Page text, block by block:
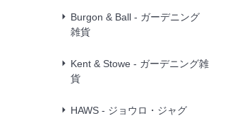
Burgon & Ball - ガーデニング
雑貨
Kent & Stowe - ガーデニング雑
貨
HAWS - ジョウロ・ジャグ